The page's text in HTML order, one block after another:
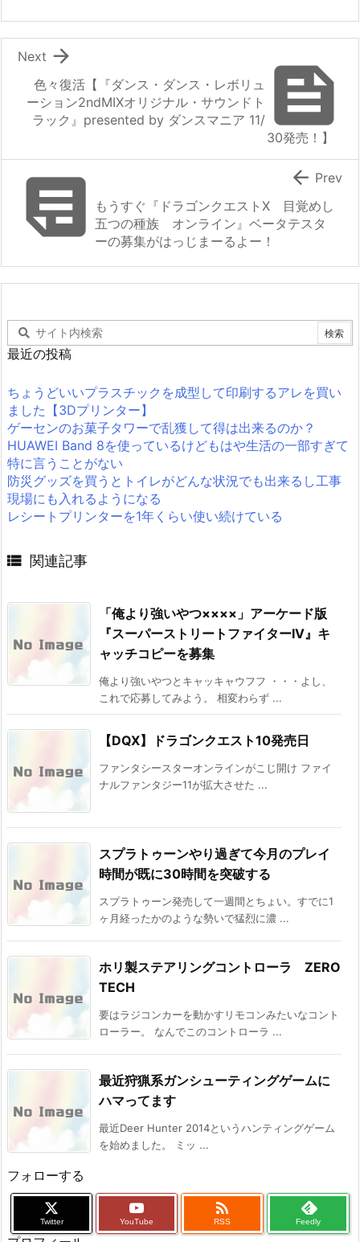

色々復活【『ダンス・ダンス・レボリュ
ーション2ndMIXオリジナル・サウンドト
ラック』presented by ダンスマニア 11/
30発売！】

Next
もうすぐ『ドラゴンクエストX 目覚めし
五つの種族 オンライン』ベータテスタ
ーの募集がはっじまーるよー！
 Prev
最近の投稿
ちょうどいいプラスチックを成型して印刷するアレを買い
ました【3Dプリンター】
ゲーセンのお菓子タワーで乱獲して得は出来るのか？
HUAWEI Band 8を使っているけどもはや生活の一部すぎて
特に言うことがない
防災グッズを買うとトイレがどんな状況でも出来るし工事
現場にも入れるようになる
レシートプリンターを1年くらい使い続けている
 関連記事
「俺より強いやつ××××」アーケード版
『スーパーストリートファイターIV』キ
ャッチコピーを募集
俺より強いやつとキャッキャウフフ ・・・よし、
これで応募してみよう。 相変わらず ...
【DQX】ドラゴンクエスト10発売日
ファンタシースターオンラインがこじ開け ファイ
ナルファンタジー11が拡大させた ...
スプラトゥーンやり過ぎて今月のプレイ
時間が既に30時間を突破する
スプラトゥーン発売して一週間とちょい。すでに1
ヶ月経ったかのような勢いで猛烈に濃 ...
ホリ製ステアリングコントローラ ZERO
TECH
要はラジコンカーを動かすリモコンみたいなコント
ローラー。 なんでこのコントローラ ...
最近狩猟系ガンシューティングゲームに
ハマってます
最近Deer Hunter 2014というハンティングゲーム
を始めました。 ミッ ...
フォローする
Twitter YouTube

RSS Feedly